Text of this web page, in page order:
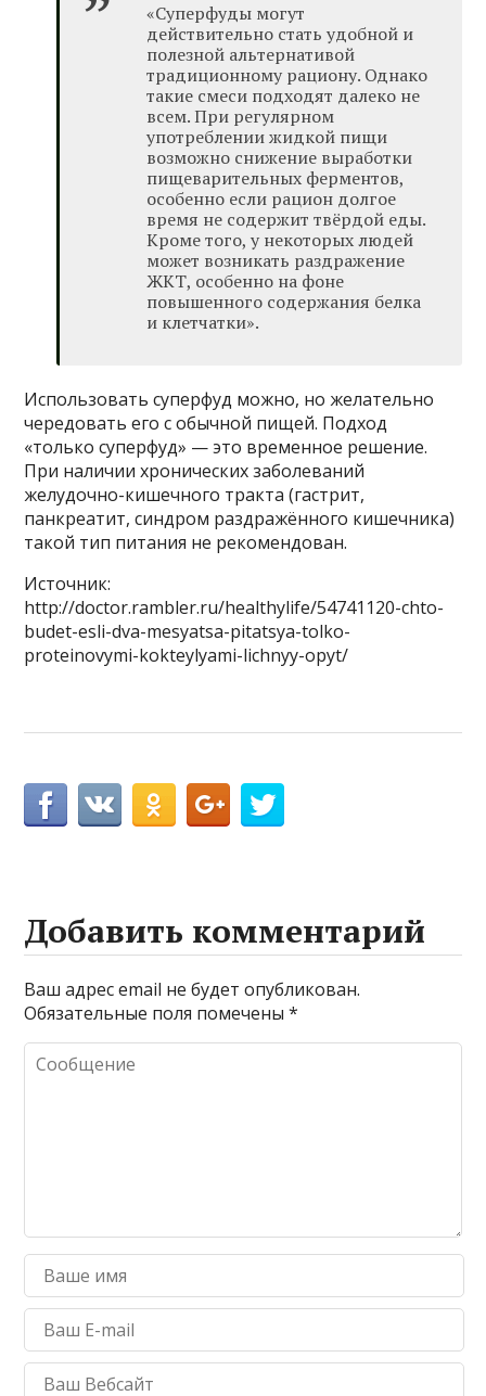
«Суперфуды могут
действительно стать удобной и
полезной альтернативой
традиционному рациону. Однако
такие смеси подходят далеко не
всем. При регулярном
употреблении жидкой пищи
возможно снижение выработки
пищеварительных ферментов,
особенно если рацион долгое
время не содержит твёрдой еды.
Кроме того, у некоторых людей
может возникать раздражение
ЖКТ, особенно на фоне
повышенного содержания белка
и клетчатки».
Использовать суперфуд можно, но желательно
чередовать его с обычной пищей. Подход
«только суперфуд» — это временное решение.
При наличии хронических заболеваний
желудочно-кишечного тракта (гастрит,
панкреатит, синдром раздражённого кишечника)
такой тип питания не рекомендован.
Источник:
http://doctor.rambler.ru/healthylife/54741120-chto-
budet-esli-dva-mesyatsa-pitatsya-tolko-
proteinovymi-kokteylyami-lichnyy-opyt/
Добавить комментарий
Ваш адрес email не будет опубликован.
Обязательные поля помечены*